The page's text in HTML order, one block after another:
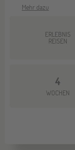
Mehr dazu
ERLEBNIS
REISEN
4
WOCHEN